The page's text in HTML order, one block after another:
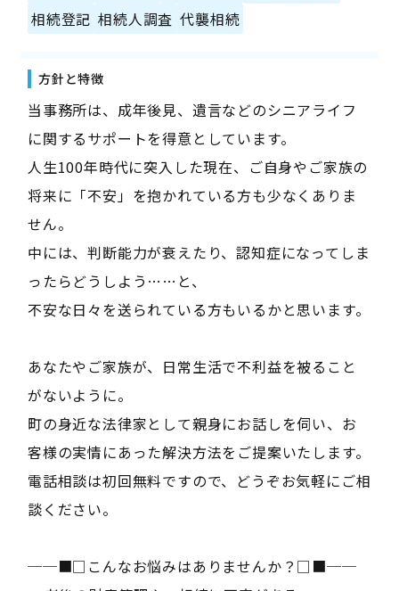
相続登記 相続人調査 代襲相続
方針と特徴
当事務所は、成年後見、遺言などのシニアライフ
に関するサポートを得意としています。
人生100年時代に突入した現在、ご自身やご家族の
将来に「不安」を抱かれている方も少なくありま
せん。
中には、判断能力が衰えたり、認知症になってしま
ったらどうしよう……と、
不安な日々を送られている方もいるかと思います。
あなたやご家族が、日常生活で不利益を被ること
がないように。
町の身近な法律家として親身にお話しを伺い、お
客様の実情にあった解決方法をご提案いたします。
電話相談は初回無料ですので、どうぞお気軽にご相
談ください。
──■□こんなお悩みはありませんか？□■──